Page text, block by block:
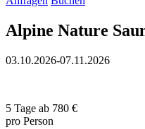
Alpine Nature
03.10.2026-07.11.2026
5 Tage ab 780 €
pro Person